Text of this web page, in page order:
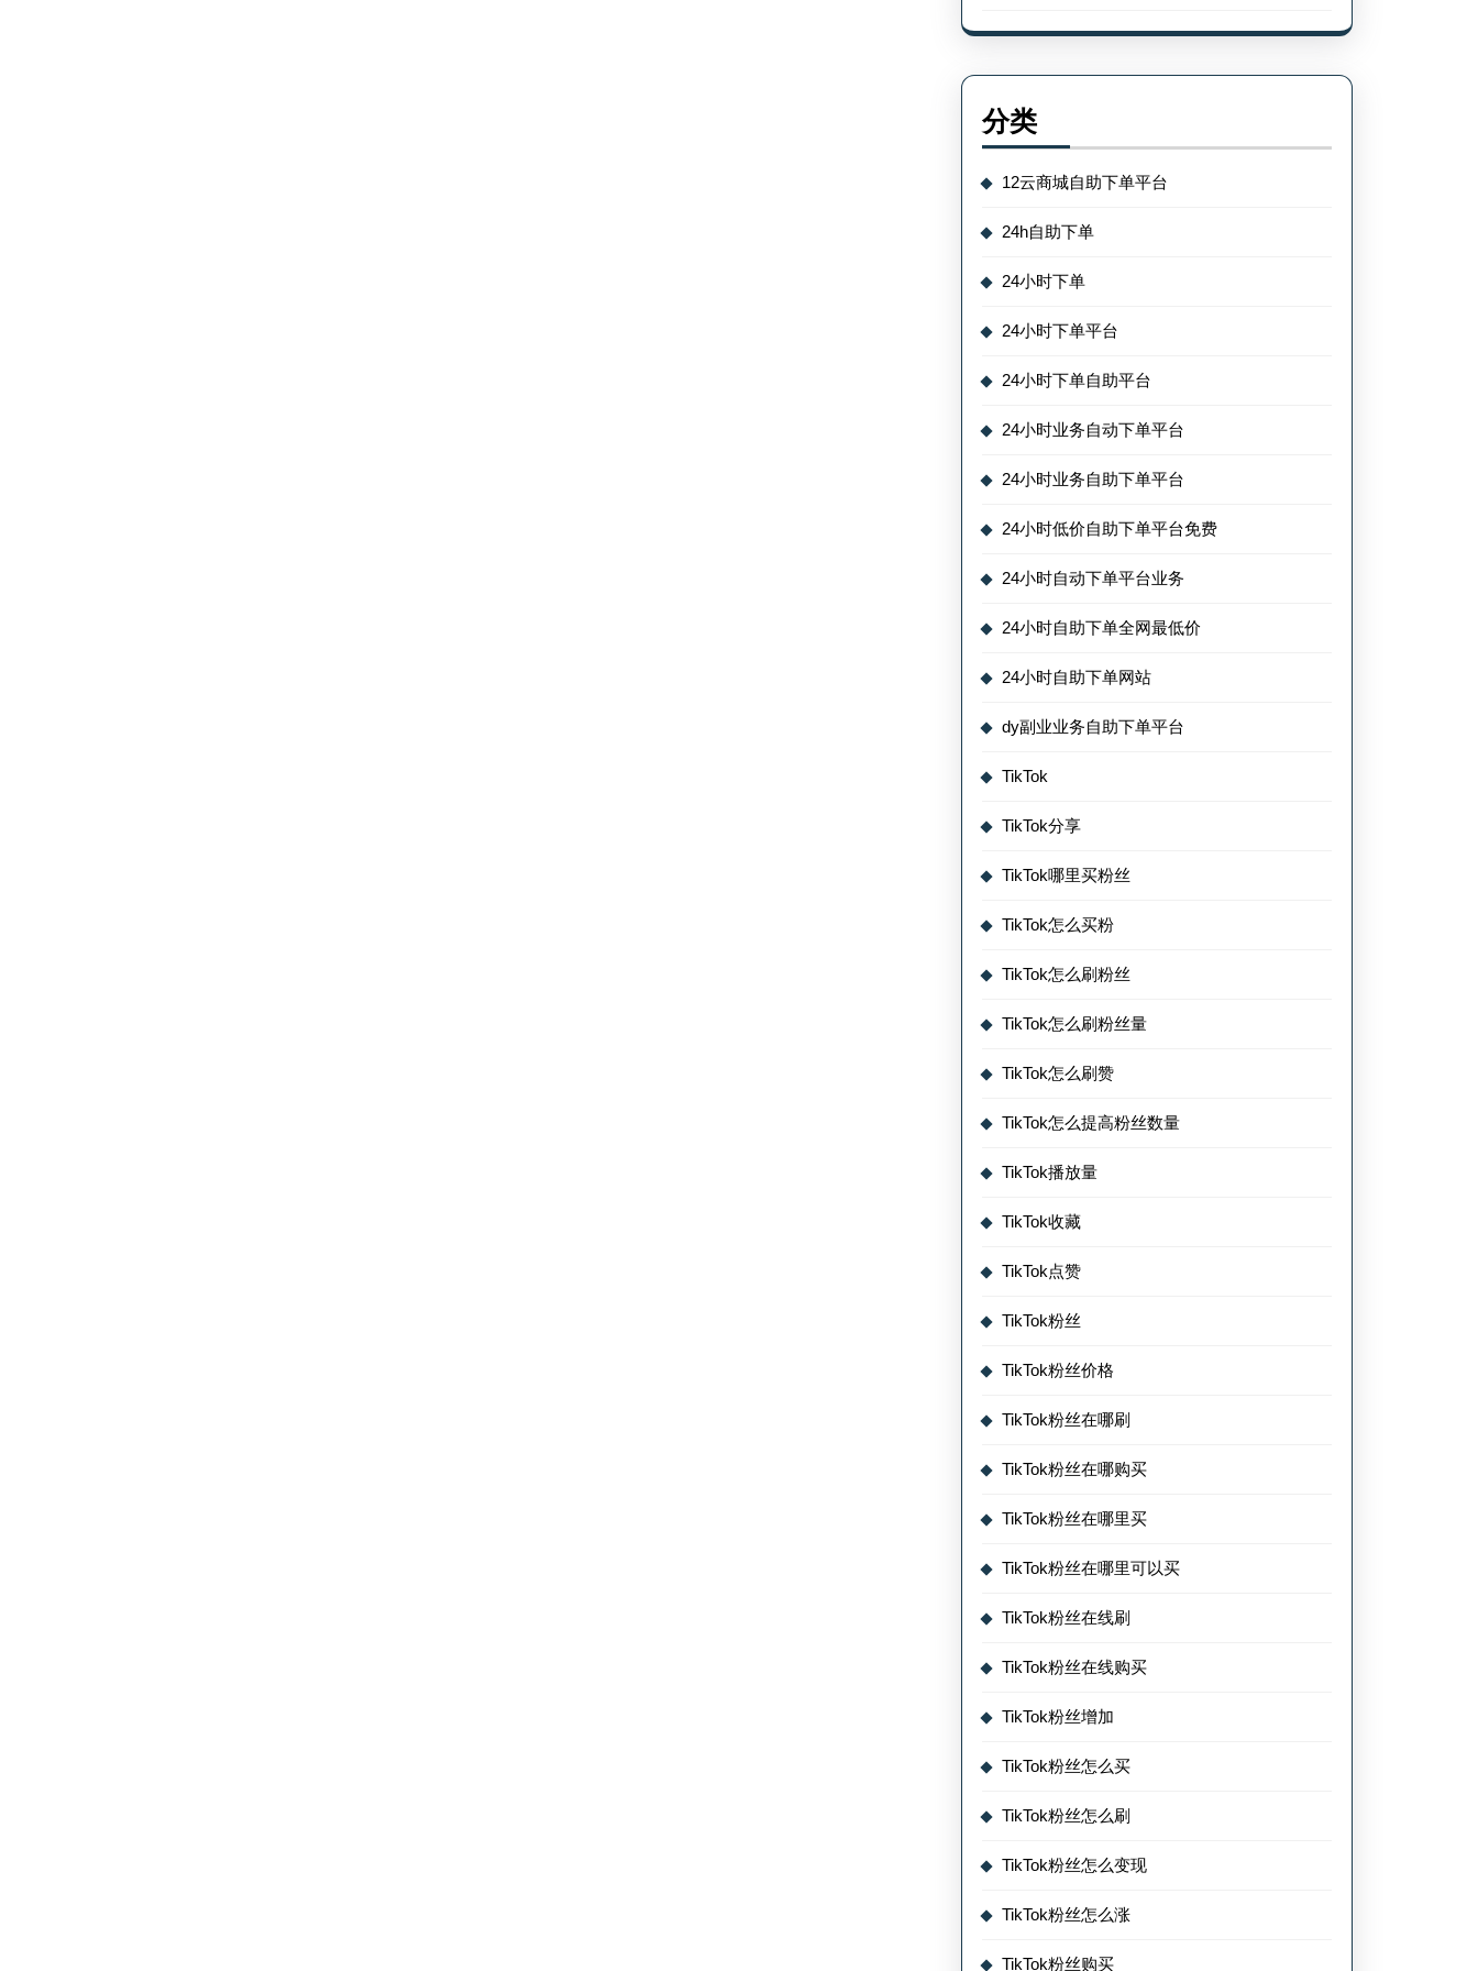
分类
12云商城自助下单平台
24h自助下单
24小时下单
24小时下单平台
24小时下单自助平台
24小时业务自动下单平台
24小时业务自助下单平台
24小时低价自助下单平台免费
24小时自动下单平台业务
24小时自助下单全网最低价
24小时自助下单网站
dy副业业务自助下单平台
TikTok
TikTok分享
TikTok哪里买粉丝
TikTok怎么买粉
TikTok怎么刷粉丝
TikTok怎么刷粉丝量
TikTok怎么刷赞
TikTok怎么提高粉丝数量
TikTok播放量
TikTok收藏
TikTok点赞
TikTok粉丝
TikTok粉丝价格
TikTok粉丝在哪刷
TikTok粉丝在哪购买
TikTok粉丝在哪里买
TikTok粉丝在哪里可以买
TikTok粉丝在线刷
TikTok粉丝在线购买
TikTok粉丝增加
TikTok粉丝怎么买
TikTok粉丝怎么刷
TikTok粉丝怎么变现
TikTok粉丝怎么涨
TikTok粉丝购买